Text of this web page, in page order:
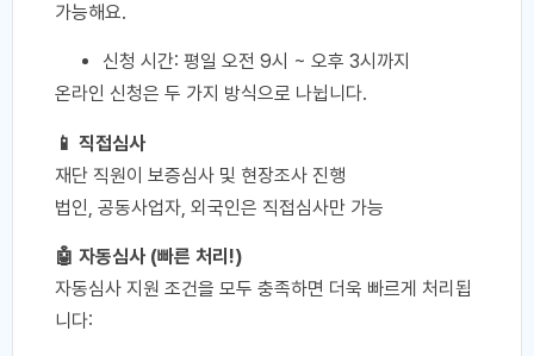
가능해요.
신청 시간: 평일 오전 9시 ~ 오후 3시까지
온라인 신청은 두 가지 방식으로 나뉩니다.
📱 직접심사
재단 직원이 보증심사 및 현장조사 진행
법인, 공동사업자, 외국인은 직접심사만 가능
🤖 자동심사 (빠른 처리!)
자동심사 지원 조건을 모두 충족하면 더욱 빠르게 처리됩
니다: